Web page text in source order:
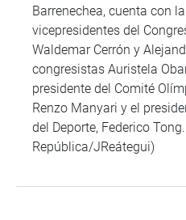
Barrenechea, cuenta con
vicepresidentes del
Waldemar Cerrón y
congresistas Auristela
presidente del Comité
Renzo Manyari y el
del Deporte, Federico
República/JReátegui)